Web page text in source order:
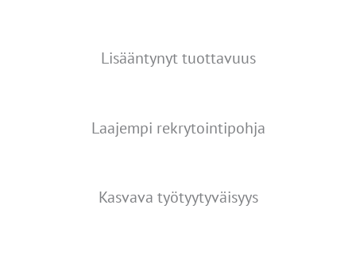
Lisääntynyt tuottavuus
Laajempi rekrytointipohja
Kasvava työtyytyväisyys